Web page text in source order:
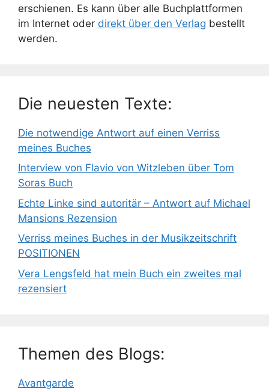
erschienen. Es kann über alle Buchplattformen
im Internet oder direkt über den Verlag bestellt
werden.
Die neuesten Texte:
Die notwendige Antwort auf einen Verriss
meines Buches
Interview von Flavio von Witzleben über Tom
Soras Buch
Echte Linke sind autoritär – Antwort auf Michael
Mansions Rezension
Verriss meines Buches in der Musikzeitschrift
POSITIONEN
Vera Lengsfeld hat mein Buch ein zweites mal
rezensiert
Themen des Blogs:
Avantgarde